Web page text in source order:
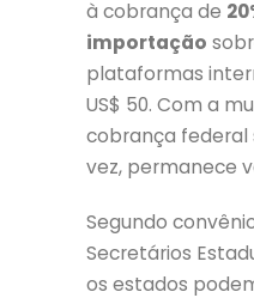
à cobrança de
importação
plataformas
US$ 50. Com a
cobrança federal
vez, permanece
Segundo
Secretários
os estados